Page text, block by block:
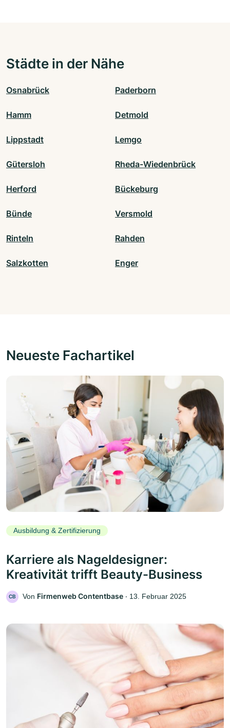
Städte in der Nähe
Osnabrück Paderborn
Hamm Detmold
Lippstadt Lemgo
Gütersloh Rheda-Wiedenbrück
Herford Bückeburg
Bünde Versmold
Rinteln Rahden
Salzkotten Enger
Neueste Fachartikel
Ausbildung & Zertifizierung
Karriere als Nageldesigner:
Kreativität trifft Beauty-Business
CB Von Firmenweb Contentbase ‧ 13. Februar 2025